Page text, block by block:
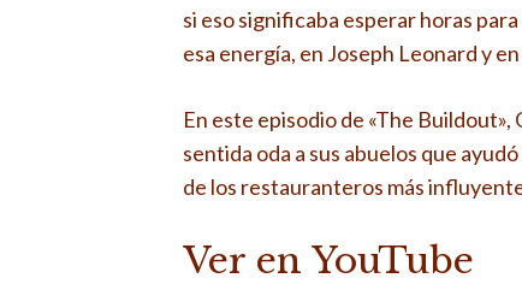
si eso significaba esperar horas
esa energía, en Joseph Leonard y
En este episodio de «The Buildout»,
sentida oda a sus abuelos que
de los restauranteros más
Ver en YouTube